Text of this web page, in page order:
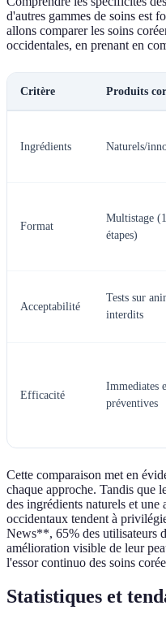
d'autres gammes de soins est
allons comparer les soins
occidentales, en prenant en
Critère Produits
Ingrédients Naturels/
Format
Multistage
étapes)
Acceptabilité
Tests sur
interdits
Efficacité
Immediates
préventives
Cette comparaison met en
chaque approche. Tandis que
des ingrédients naturels et
occidentaux tendent à
News**, 65% des utilisateurs
amélioration visible de leur
l'essor continuo des soins
Statistiques et